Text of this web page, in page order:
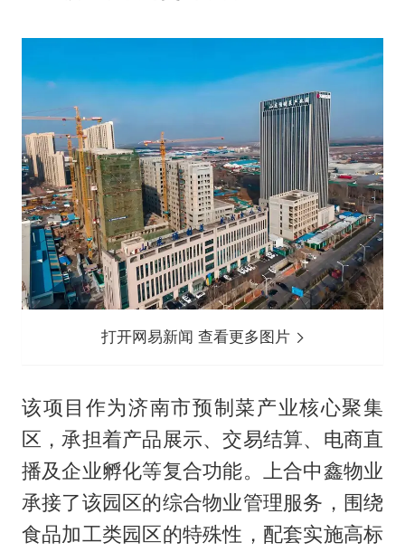
打开网易新闻 查看更多图片
该项目作为济南市预制菜产业核心聚集
区，承担着产品展示、交易结算、电商直
播及企业孵化等复合功能。上合中鑫物业
承接了该园区的综合物业管理服务，围绕
食品加工类园区的特殊性，配套实施高标